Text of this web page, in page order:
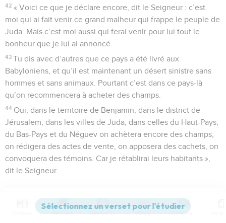
42 « Voici ce que je déclare encore, dit le Seigneur : c’est
moi qui ai fait venir ce grand malheur qui frappe le peuple de
Juda. Mais c’est moi aussi qui ferai venir pour lui tout le
bonheur que je lui ai annoncé.
43 Tu dis avec d’autres que ce pays a été livré aux
Babyloniens, et qu’il est maintenant un désert sinistre sans
hommes et sans animaux. Pourtant c’est dans ce pays-là
qu’on recommencera à acheter des champs.
44 Oui, dans le territoire de Benjamin, dans le district de
Jérusalem, dans les villes de Juda, dans celles du Haut-Pays,
du Bas-Pays et du Néguev on achètera encore des champs,
on rédigera des actes de vente, on apposera des cachets, on
convoquera des témoins. Car je rétablirai leurs habitants »,
dit le Seigneur.
une Bible imprimée, rendez-vous sur www.editionsbiblio.fr
Versions Commentaires Strong